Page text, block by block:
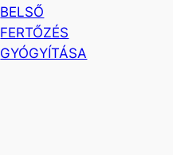
BELSŐ
FERTŐZÉS
GYÓGYÍTÁSA